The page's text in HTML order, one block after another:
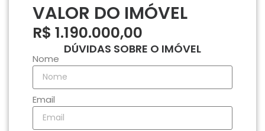
VALOR DO IMÓVEL
R$ 1.190.000,00
DÚVIDAS SOBRE O IMÓVEL
Nome
Email